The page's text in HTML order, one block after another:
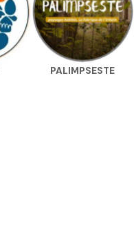
PALIMPSESTE